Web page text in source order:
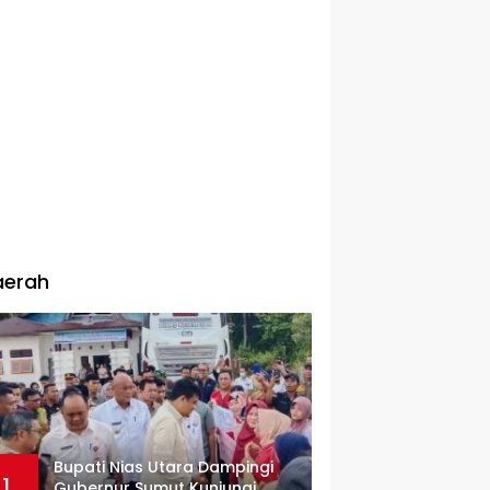
Bupati Nias Utara Dampingi